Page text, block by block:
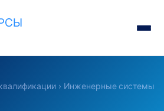
› Инженерные системы